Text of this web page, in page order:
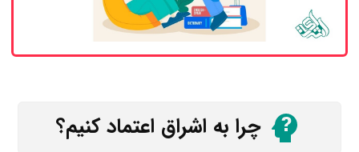
چرا به اشراق اعتماد کنیم؟